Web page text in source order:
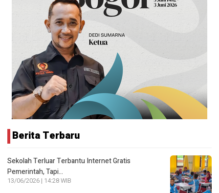
Berita Terbaru
Sekolah Terluar Terbantu Internet Gratis
Pemerintah, Tapi…
13/06/2026 | 14:28 WIB